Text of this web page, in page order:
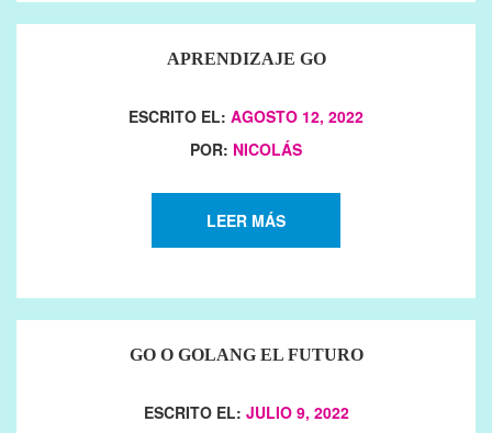
APRENDIZAJE GO
ESCRITO EL: AGOSTO 12, 2022
POR: NICOLÁS
LEER MÁS
GO O GOLANG EL FUTURO
ESCRITO EL: JULIO 9, 2022